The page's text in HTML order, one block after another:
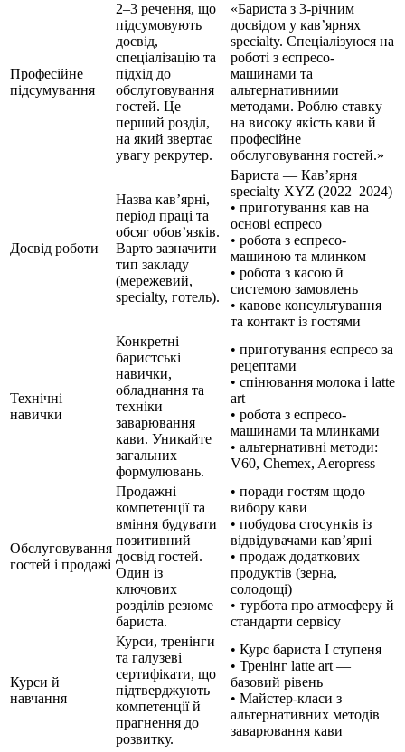
Професійне
підсумування
2–3 речення, що
підсумовують
досвід,
спеціалізацію та
підхід до
обслуговування
гостей. Це
перший розділ,
на який звертає
увагу рекрутер.
«Бариста з 3‑річним
досвідом у кав’ярнях
specialty. Спеціалізуюся на
роботі з еспресо-
машинами та
альтернативними
методами. Роблю ставку
на високу якість кави й
професійне
обслуговування гостей.»
Досвід роботи
Назва кав’ярні,
період праці та
обсяг обов’язків.
Варто зазначити
тип закладу
(мережевий,
specialty, готель).
Бариста — Кав’ярня
specialty XYZ (2022–2024)
• приготування кав на
основі еспресо
• робота з еспресо-
машиною та млинком
• робота з касою й
системою замовлень
• кавове консультування
та контакт із гостями
Технічні
навички
Конкретні
баристські
навички,
обладнання та
техніки
заварювання
кави. Уникайте
загальних
формулювань.
• приготування еспресо за
рецептами
• спінювання молока і latte
art
• робота з еспресо-
машинами та млинками
• альтернативні методи:
V60, Chemex, Aeropress
Обслуговування
гостей і продажі
Продажні
компетенції та
вміння будувати
позитивний
досвід гостей.
Один із
ключових
розділів резюме
бариста.
• поради гостям щодо
вибору кави
• побудова стосунків із
відвідувачами кав’ярні
• продаж додаткових
продуктів (зерна,
солодощі)
• турбота про атмосферу й
стандарти сервісу
Курси й
навчання
Курси, тренінги
та галузеві
сертифікати, що
підтверджують
компетенції й
прагнення до
розвитку.
• Курс бариста I ступеня
• Тренінг latte art —
базовий рівень
• Майстер-класи з
альтернативних методів
заварювання кави